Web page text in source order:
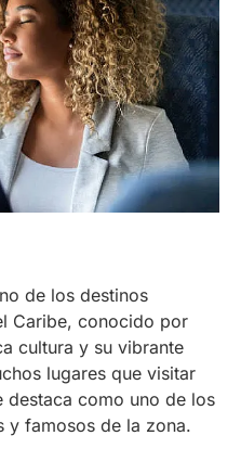
de los destinos
Caribe, conocido por
cultura y su vibrante
lugares que visitar
destaca como uno de los
y famosos de la zona.